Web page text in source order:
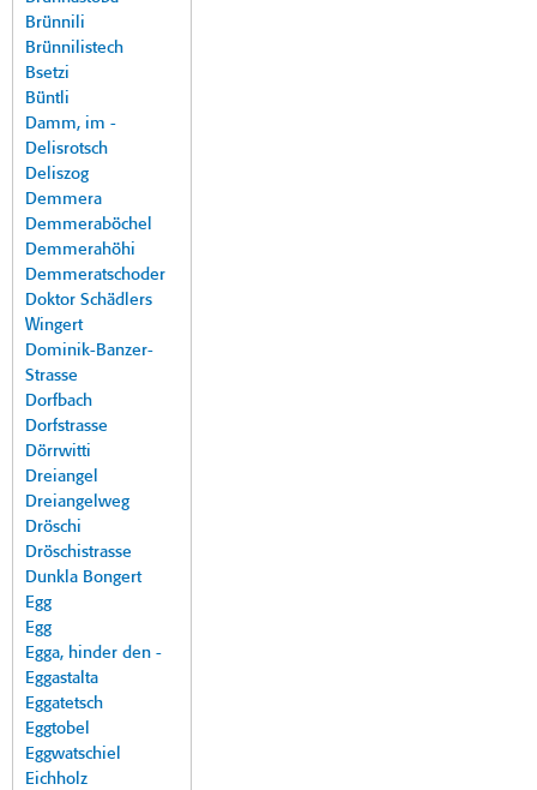
Brünnili
Brünnilistech
Bsetzi
Büntli
Damm, im -
Delisrotsch
Deliszog
Demmera
Demmeraböchel
Demmerahöhi
Demmeratschoder
Doktor Schädlers
Wingert
Dominik-Banzer-
Strasse
Dorfbach
Dorfstrasse
Dörrwitti
Dreiangel
Dreiangelweg
Dröschi
Dröschistrasse
Dunkla Bongert
Egg
Egg
Egga, hinder den -
Eggastalta
Eggatetsch
Eggtobel
Eggwatschiel
Eichholz